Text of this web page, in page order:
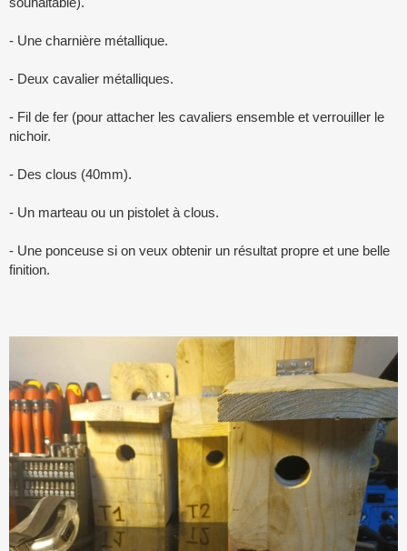
- Une charnière métallique.
- Deux cavalier métalliques.
- Fil de fer (pour attacher les cavaliers ensemble et verrouiller le
nichoir.
- Des clous (40mm).
- Un marteau ou un pistolet à clous.
- Une ponceuse si on veux obtenir un résultat propre et une belle
finition.